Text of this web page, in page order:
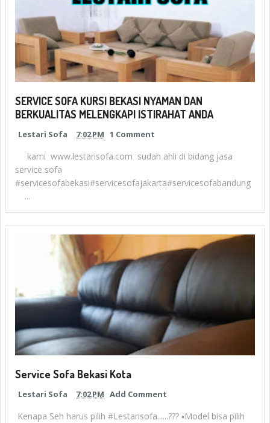
SERVICE SOFA KURSI BEKASI NYAMAN DAN
BERKUALITAS MELENGKAPI ISTIRAHAT ANDA
Lestari Sofa 7:02 PM 1 Comment
kami www.lestarisofa.com sudah ahli di bidang jasa
service sofa
#servicesofabekasi#servicesofajakarta#servicesofabandung
...
Service Sofa Bekasi Kota
Lestari Sofa 7:02 PM Add Comment
Kenapa Seh harus pilih #Lestarisofa......??? ▪Model bisa pilih